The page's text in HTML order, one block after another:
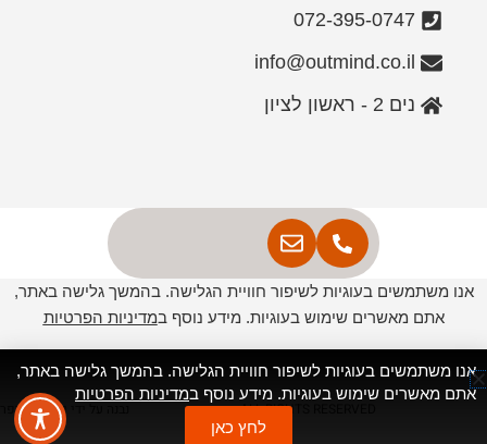
072-395-0747
info@outmind.co.il
נים 2 - ראשון לציון
אנו משתמשים בעוגיות לשיפור חוויית הגלישה. בהמשך גלישה באתר,
אתם מאשרים שימוש בעוגיות. מידע נוסף במדיניות הפרטיות
ALL RIGHTS RESERVED נבנה על ידי יבגני שוייפר
אנו משתמשים בעוגיות לשיפור חוויית הגלישה. בהמשך גלישה באתר,
אתם מאשרים שימוש בעוגיות. מידע נוסף במדיניות הפרטיות
לחץ כאן